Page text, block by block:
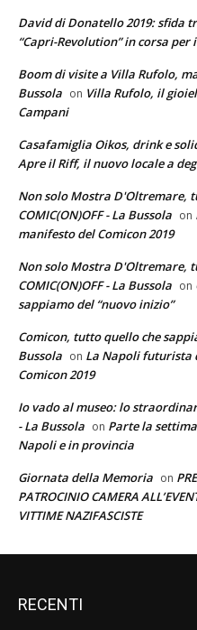
David di Donatello 2019: sfida
“Capri-Revolution” in corsa
Boom di visite a Villa Rufolo,
Bussola on Villa Rufolo, il
Campani
Casafamiglia Oikos, drink e
Apre il Riff, il nuovo locale a
Non solo Mostra D'Oltremare,
COMIC(ON)OFF - La Bussola on
manifesto del Comicon 2019
Non solo Mostra D'Oltremare,
COMIC(ON)OFF - La Bussola on
sappiamo del “nuovo inizio”
Comicon, tutto quello che
Bussola on La Napoli futurista
Comicon 2019
Io vado al museo: lo
- La Bussola on Parte la
Napoli e in provincia
Giornata della Memoria on
PATROCINIO CAMERA
VITTIME NAZIFASCISTE
RECENTI